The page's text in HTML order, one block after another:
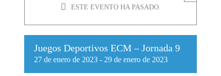
ESTE EVENTO HA PASADO.
Juegos Deportivos ECM – Jornada 9
27 de enero de 2023 - 29 de enero de 2023